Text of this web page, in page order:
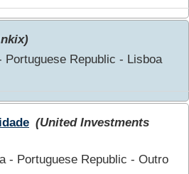
Portuguese Republic - Lisboa
(United Investments
- Portuguese Republic - Outro